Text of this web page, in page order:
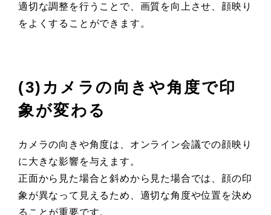
適切な調整を行うことで、画質を向上させ、顔映り
をよくすることができます。
(3)カメラの向きや角度で印
象が変わる
カメラの向きや角度は、オンライン会議での顔映り
に大きな影響を与えます。
正面から見た場合と斜めから見た場合では、顔の印
象が異なって見えるため、適切な角度や位置を決め
ることが重要です。